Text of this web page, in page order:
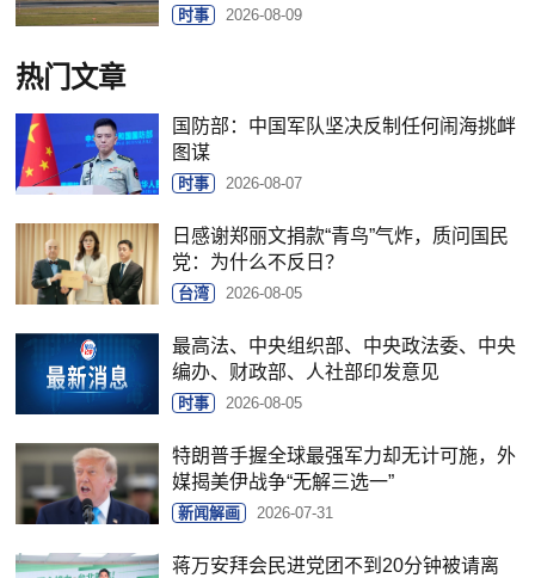
时事 2026-08-09
热门文章
国防部：中国军队坚决反制任何闹海挑衅
图谋
时事 2026-08-07
日感谢郑丽文捐款“青鸟”气炸，质问国民
党：为什么不反日？
台湾 2026-08-05
最高法、中央组织部、中央政法委、中央
编办、财政部、人社部印发意见
时事 2026-08-05
特朗普手握全球最强军力却无计可施，外
媒揭美伊战争“无解三选一”
新闻解画 2026-07-31
蒋万安拜会民进党团不到20分钟被请离